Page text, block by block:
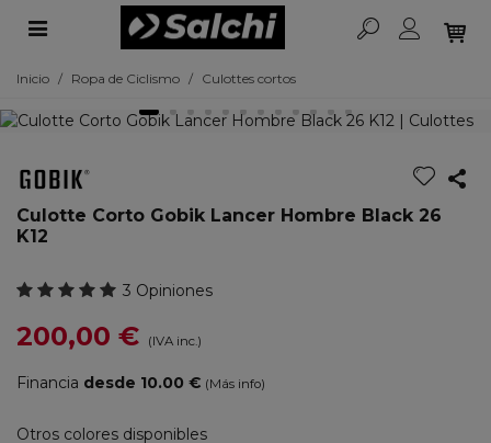
Inicio / Ropa de Ciclismo / Culottes cortos
Culotte Corto Gobik Lancer Hombre Black 26
K12
3 Opiniones
200,00 € (IVA inc.)
Financia desde 10.00 € (Más info)
Otros colores disponibles